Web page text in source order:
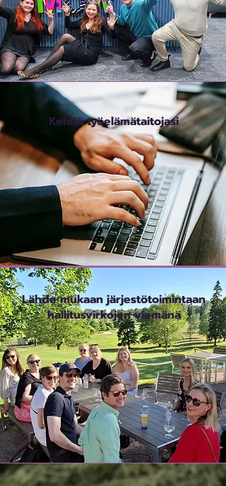
Kehitä työelämätaitojasi
Lähde mukaan järjestötoimintaan
hallitusvirkojen viemänä